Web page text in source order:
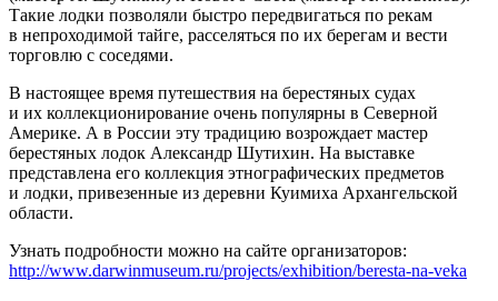
Такие лодки позволяли быстро передвигаться по рекам
в непроходимой тайге, расселяться по их берегам и вести
торговлю с соседями.
В настоящее время путешествия на берестяных судах
и их коллекционирование очень популярны в Северной
Америке. А в России эту традицию возрождает мастер
берестяных лодок Александр Шутихин. На выставке
представлена его коллекция этнографических предметов
и лодки, привезенные из деревни Куимиха Архангельской
области.
Узнать подробности можно на сайте организаторов:
http://www.darwinmuseum.ru/projects/exhibition/beresta-na-veka